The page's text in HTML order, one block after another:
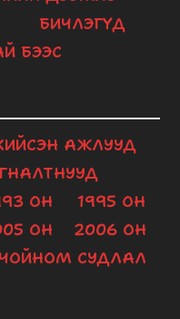
БИЧЛЭГҮҮД
БЭЭС
АЖЛУУД
ОН
1995 ОН
ОН
2006 ОН
СУДЛАЛ